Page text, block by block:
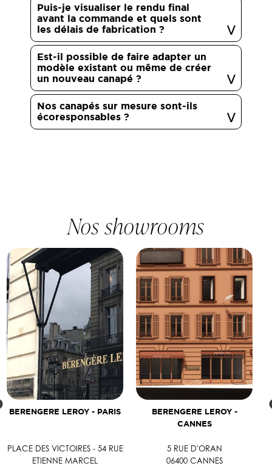
Puis-je visualiser le rendu final
avant la commande et quels sont
les délais de fabrication ?
Est-il possible de faire adapter un
modèle existant ou même de créer
un nouveau canapé ?
Nos canapés sur mesure sont-ils
écoresponsables ?
Nos showrooms
BERENGERE LEROY - PARIS
PLACE DES VICTOIRES - 54 RUE
ETIENNE MARCEL
BERENGERE LEROY -
CANNES
5 RUE D'ORAN
06400 CANNES